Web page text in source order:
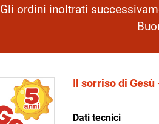
Gli ordini inoltrati
Il sorriso di Gesù
Dati tecnici